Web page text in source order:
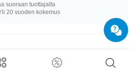
suoraan tuottajalta
20 vuoden kokemus